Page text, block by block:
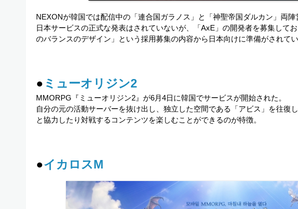
NEXONが韓国では配信中の「連合国ガラノス」と「神聖帝国ダルカン」両陣
日本サービスの正式な発表はされていないが、「AxE」の開発者を募集して
のバランスのデザイン」という採用募集の内容から日本向けに準備がされてい
● ミューオリジン2
MMORPG『ミューオリジン2』が6月4日に韓国でサービスが開始された。
自分の元の活動サーバーを抜け出し、独立した空間である「アビス」を往復
と協力したり対戦するコンテンツを楽しむことができるのが特徴。
●イカロスM